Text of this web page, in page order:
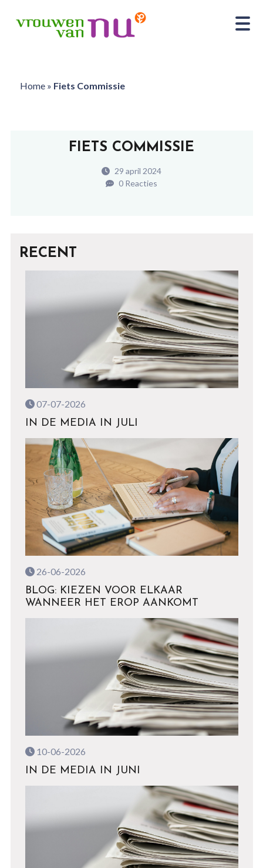
Home» Fiets Commissie
FIETS COMMISSIE
29 april 2024
0 Reacties
RECENT
07-07-2026
IN DE MEDIA IN JULI
26-06-2026
BLOG: KIEZEN VOOR ELKAAR
WANNEER HET EROP AANKOMT
10-06-2026
IN DE MEDIA IN JUNI